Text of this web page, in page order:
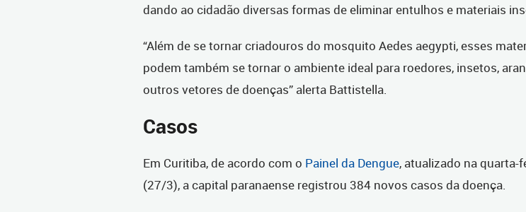
dando ao cidadão diversas formas de eliminar entulhos e materiais
“Além de se tornar criadouros do mosquito Aedes aegypti, esses
podem também se tornar o ambiente ideal para roedores, insetos,
outros vetores de doenças” alerta Battistella.
Casos
Em Curitiba, de acordo com o Painel da Dengue, atualizado na quarta-
(27/3), a capital paranaense registrou 384 novos casos da doença.